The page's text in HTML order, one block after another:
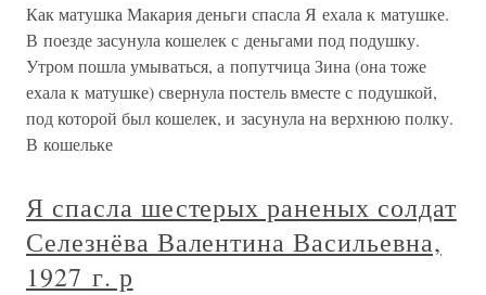
Как матушка Макария деньги спасла Я ехала к матушке.
В поезде засунула кошелек с деньгами под подушку.
Утром пошла умываться, а попутчица Зина (она тоже
ехала к матушке) свернула постель вместе с подушкой,
под которой был кошелек, и засунула на верхнюю полку.
В кошельке
Я спасла шестерых раненых солдат
Селезнёва Валентина Васильевна,
1927 г. р